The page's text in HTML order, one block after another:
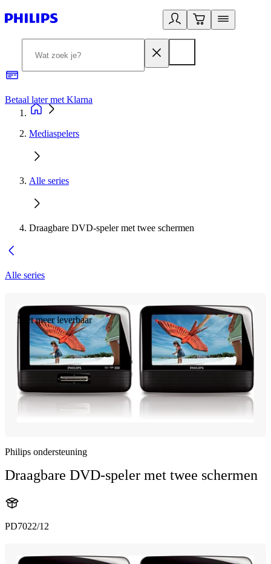
Betaal later met Klarna
Mediaspelers
Alle series
Draagbare DVD-speler met twee schermen
Alle series
Niet meer leverbaar
Philips ondersteuning
Draagbare DVD-speler met twee schermen
PD7022/12